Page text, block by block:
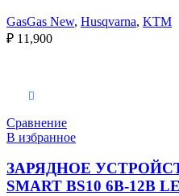
GasGas New, Husqvarna, KTM
₽ 11,900
Сравнение
В избранное
ЗАРЯДНОЕ
SMART BS10 6В-12В